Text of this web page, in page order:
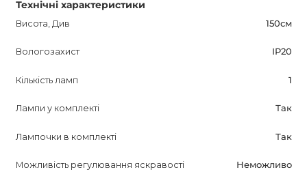
Технічні характеристики
Висота, Див 150см
Вологозахист IP20
Кількість ламп 1
Лампи у комплекті Так
Лампочки в комплекті Так
Можливість регулювання яскравості Неможливо